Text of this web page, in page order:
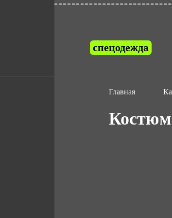
спецодежда
Главная